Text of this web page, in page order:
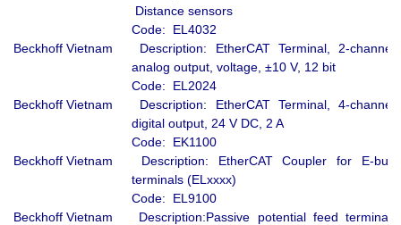
Distance sensors
Beckhoff Vietnam
Code: EL4032
Description: EtherCAT Terminal, 2-channel
analog output, voltage, ±10 V, 12 bit
Beckhoff Vietnam
Code: EL2024
Description: EtherCAT Terminal, 4-channel
digital output, 24 V DC, 2 A
Beckhoff Vietnam
Code: EK1100
Description: EtherCAT Coupler for E-bus
terminals (ELxxxx)
Beckhoff Vietnam
Code: EL9100
Description:Passive potential feed terminal,